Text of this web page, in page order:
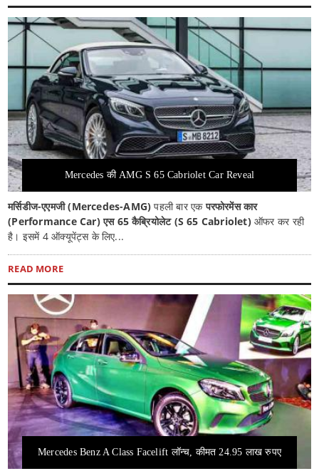
Mercedes की AMG S 65 Cabriolet Car Reveal
मर्सिडीज-एएमजी (Mercedes-AMG)पहली बार एकपरफोरमेंस कार
(Performance Car) एस 65 कैब्रियोलेट (S 65 Cabriolet)ऑफर कर रही
है। इसमें 4 ऑक्यूपेंट्स के लिए...
READ MORE
Mercedes Benz A Class Facelift लॉन्च, कीमत 24.95 लाख रुपए